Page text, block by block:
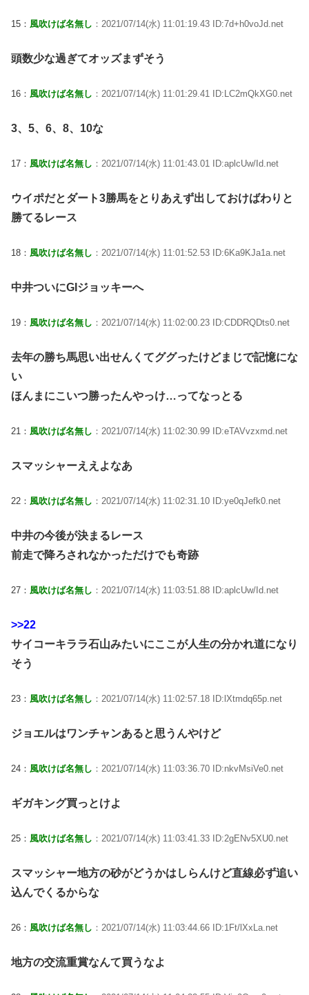
15： 風吹けば名無し ：2021/07/14(水) 11:01:19.43 ID:7d+h0voJd.net
頭数少な過ぎてオッズまずそう
16： 風吹けば名無し ：2021/07/14(水) 11:01:29.41 ID:LC2mQkXG0.net
3、5、6、8、10な
17： 風吹けば名無し ：2021/07/14(水) 11:01:43.01 ID:aplcUw/Id.net
ウイポだとダート3勝馬をとりあえず出しておけばわりと
勝てるレース
18： 風吹けば名無し ：2021/07/14(水) 11:01:52.53 ID:6Ka9KJa1a.net
中井ついにGIジョッキーへ
19： 風吹けば名無し ：2021/07/14(水) 11:02:00.23 ID:CDDRQDts0.net
去年の勝ち馬思い出せんくてググったけどまじで記憶にな
い
ほんまにこいつ勝ったんやっけ…ってなっとる
21： 風吹けば名無し ：2021/07/14(水) 11:02:30.99 ID:eTAVvzxmd.net
スマッシャーええよなあ
22： 風吹けば名無し ：2021/07/14(水) 11:02:31.10 ID:ye0qJefk0.net
中井の今後が決まるレース
前走で降ろされなかっただけでも奇跡
27： 風吹けば名無し ：2021/07/14(水) 11:03:51.88 ID:aplcUw/Id.net
>>22
サイコーキララ石山みたいにここが人生の分かれ道になり
そう
23： 風吹けば名無し ：2021/07/14(水) 11:02:57.18 ID:lXtmdq65p.net
ジョエルはワンチャンあると思うんやけど
24： 風吹けば名無し ：2021/07/14(水) 11:03:36.70 ID:nkvMsiVe0.net
ギガキング買っとけよ
25： 風吹けば名無し ：2021/07/14(水) 11:03:41.33 ID:2gENv5XU0.net
スマッシャー地方の砂がどうかはしらんけど直線必ず追い
込んでくるからな
26： 風吹けば名無し ：2021/07/14(水) 11:03:44.66 ID:1Ft/lXxLa.net
地方の交流重賞なんて買うなよ